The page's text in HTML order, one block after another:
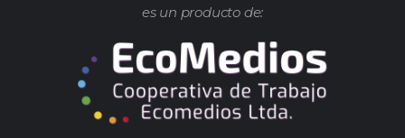
es un producto de: